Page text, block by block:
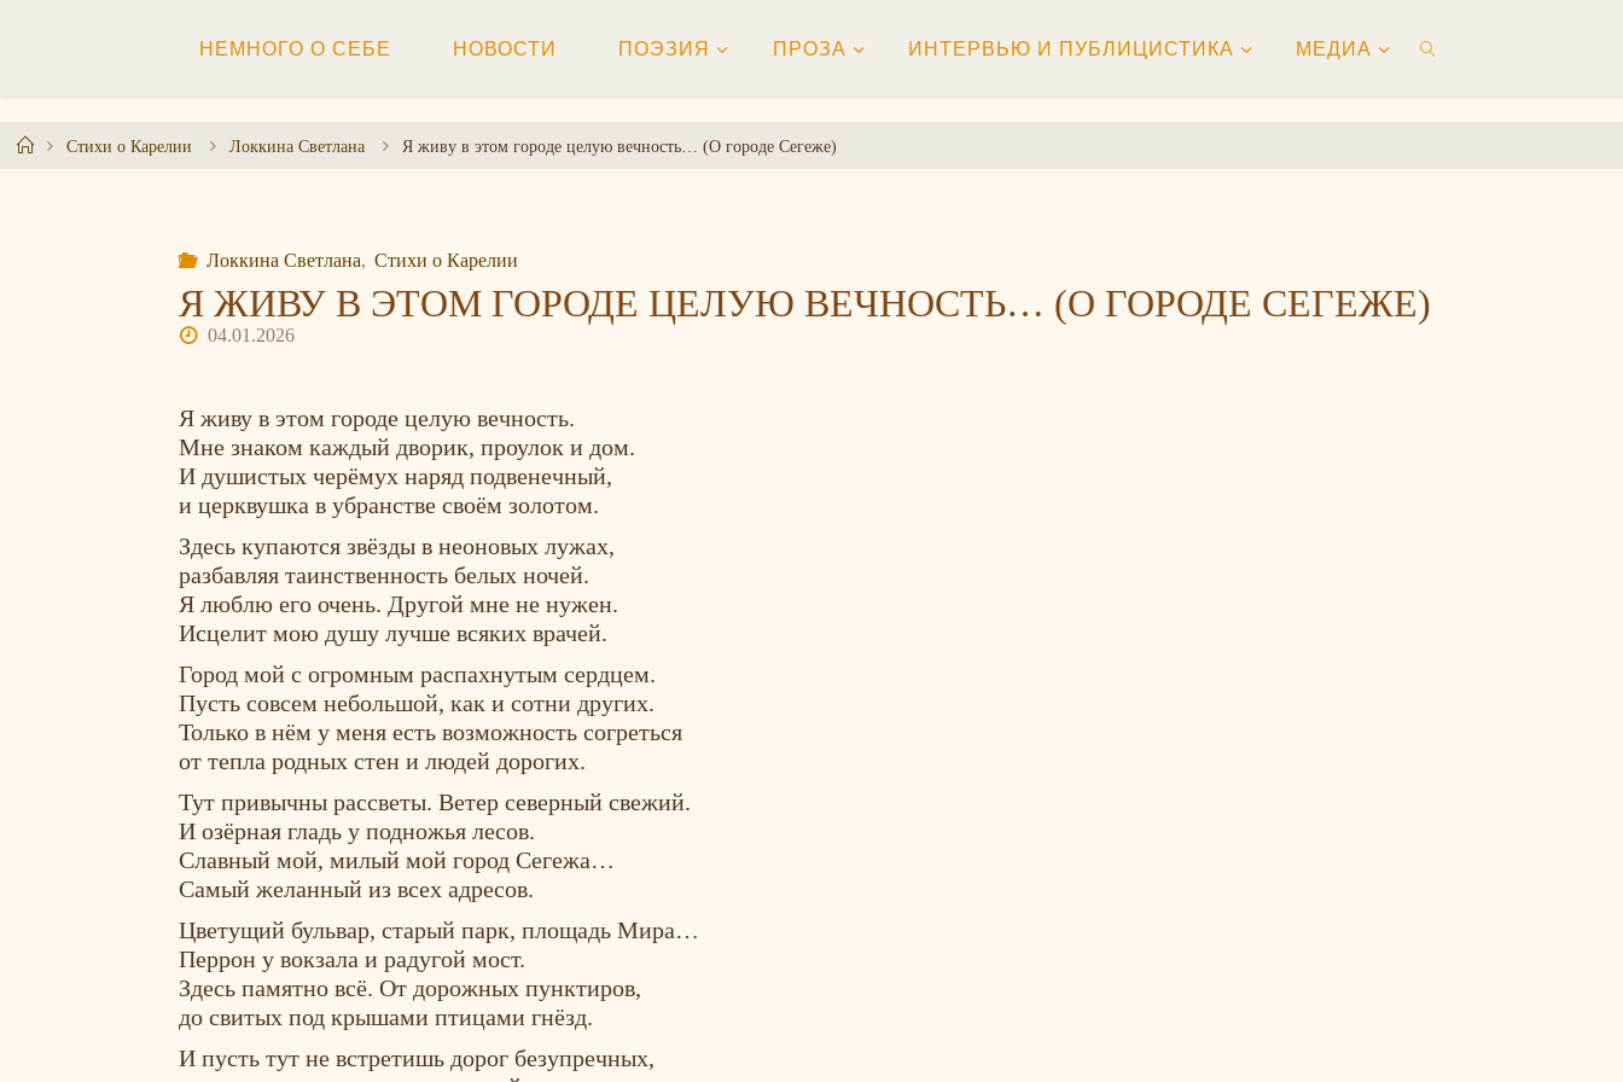
содержимому
НЕМНОГО О СЕБЕ НОВОСТИ ПОЭЗИЯ ПРОЗА ИНТЕРВЬЮ И ПУБЛИЦИСТИКА МЕДИА
ГлавнаяСтихи о Карелии Локкина Светлана Я живу в этом городе целую вечность… (О городе Сегеже)
Локкина Светлана, Стихи о Карелии
Я ЖИВУ В ЭТОМ ГОРОДЕ ЦЕЛУЮ ВЕЧНОСТЬ… (О ГОРОДЕ СЕГЕЖЕ)
04.01.2026
Я живу в этом городе целую вечность.
Мне знаком каждый дворик, проулок и дом.
И душистых черёмух наряд подвенечный,
и церквушка в убранстве своём золотом.
Здесь купаются звёзды в неоновых лужах,
разбавляя таинственность белых ночей.
Я люблю его очень. Другой мне не нужен.
Исцелит мою душу лучше всяких врачей.
Город мой с огромным распахнутым сердцем.
Пусть совсем небольшой, как и сотни других.
Только в нём у меня есть возможность согреться
от тепла родных стен и людей дорогих.
Тут привычны рассветы. Ветер северный свежий.
И озёрная гладь у подножья лесов.
Славный мой, милый мой город Сегежа…
Самый желанный из всех адресов.
Цветущий бульвар, старый парк, площадь Мира…
Перрон у вокзала и радугой мост.
Здесь памятно всё. От дорожных пунктиров,
до свитых под крышами птицами гнёзд.
И пусть тут не встретишь дорог безупречных,